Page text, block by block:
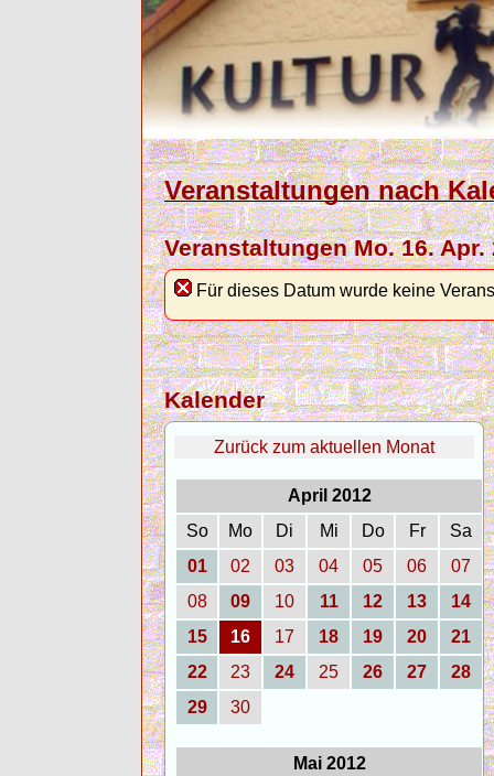
Veranstaltungen nach
Veranstaltungen Mo. 16. Apr.
Für dieses Datum wurde keine
Kalender
Zurück zum aktuellen Monat
April 2012
So
Mo Di Mi Do Fr
Sa
01
02 03 04 05 06
07
08
09 10 11 12 13
14
15
16 17 18 19 20
21
22
23 24 25 26 27
28
29
30
Mai 2012